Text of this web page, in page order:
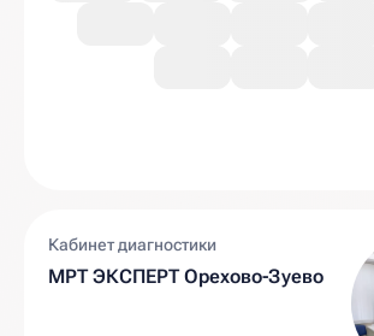
Кабинет диагностики
МРТ ЭКСПЕРТ Орехово-Зуево